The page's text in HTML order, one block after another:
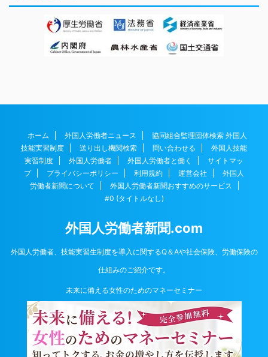
ホーム 外国人労働者ニュース
協同組合監理団体検索 外国人
技能実習制度
送り出し機関検索 問い合わせる
外国人技能
実習制度
外国人労働者 外国人労働者と働く
サイトマッ
プ
プライバシーポリシー 利用規約 運営会社
外国人
労働者新聞について
外国人労働者新聞おすすめのサービス
#0 (タイトルなし)
外国人労働者新聞.com
外国人労働者、技能実習生制度を導入に関するQ＆Aや社会保険、労働保険の
仕組みのご紹介です。
未来に備える女性のためのマネーセミナー